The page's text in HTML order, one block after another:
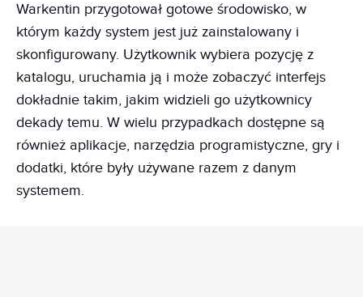
Warkentin przygotował gotowe środowisko, w
którym każdy system jest już zainstalowany i
skonfigurowany. Użytkownik wybiera pozycję z
katalogu, uruchamia ją i może zobaczyć interfejs
dokładnie takim, jakim widzieli go użytkownicy
dekady temu. W wielu przypadkach dostępne są
również aplikacje, narzędzia programistyczne, gry i
dodatki, które były używane razem z danym
systemem.